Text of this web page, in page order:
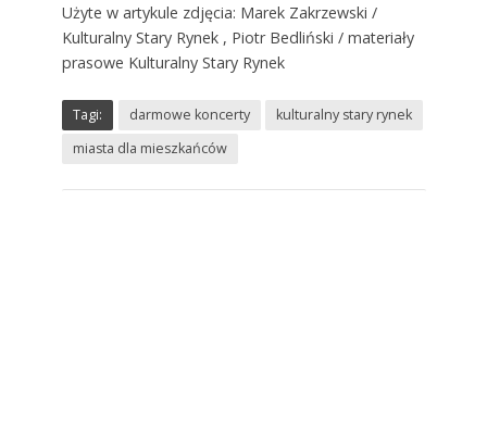
Użyte w artykule zdjęcia: Marek Zakrzewski /
Kulturalny Stary Rynek , Piotr Bedliński / materiały
prasowe Kulturalny Stary Rynek
Tagi: darmowe koncerty
kulturalny stary rynek
miasta dla mieszkańców